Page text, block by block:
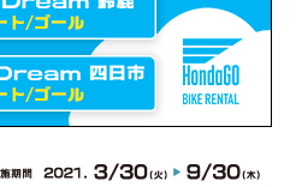
Transmission】